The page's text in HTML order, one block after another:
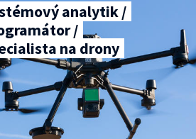
analytik /
/
na drony